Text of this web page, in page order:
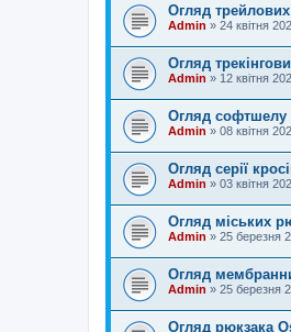
Огляд
Admin » 24 квітня
Огляд
Admin » 12 квітня
Огляд софтшелу
Admin » 08 квітня
Огляд серії
Admin » 03 квітня
Огляд міських
Admin » 25 березня
Огляд
Admin » 25 березня
Огляд рюкзака